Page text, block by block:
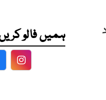
ہمیں فالو
Facebook